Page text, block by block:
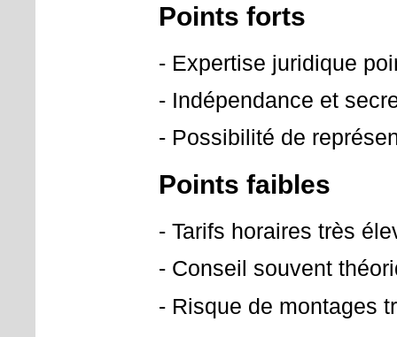
Points forts
- Expertise juridique
- Indépendance et
- Possibilité de
Points faibles
- Tarifs horaires très
- Conseil souvent
- Risque de montages